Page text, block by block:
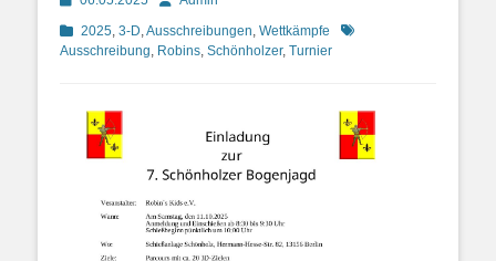
Kategorien
2025, 3-D,Ausschreibungen, Wettkämpfe
Schlagworte
Ausschreibung, Robins, Schönholzer, Turnier